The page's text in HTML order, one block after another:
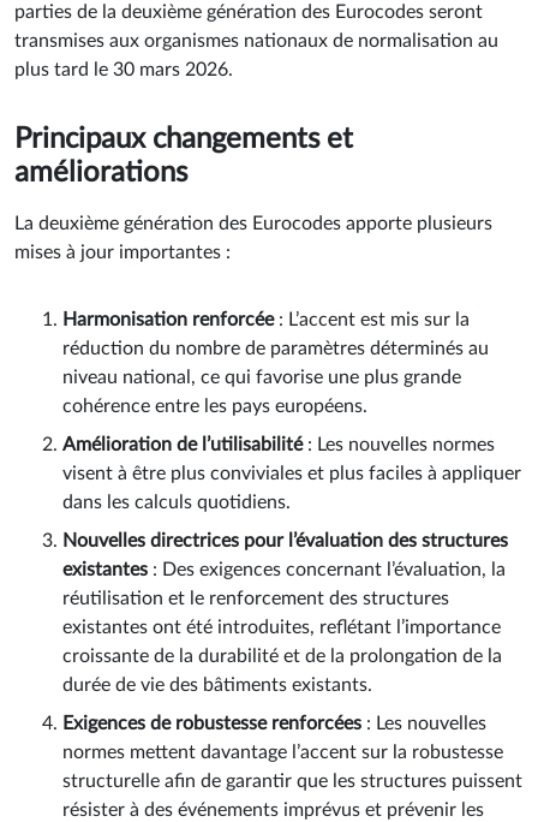
parties de la deuxième génération des Eurocodes seront
transmises aux organismes nationaux de normalisation au
plus tard le 30 mars 2026.
Principaux changements et
améliorations
La deuxième génération des Eurocodes apporte plusieurs
mises à jour importantes :
Harmonisation renforcée: L’accent est mis sur la
réduction du nombre de paramètres déterminés au
niveau national, ce qui favorise une plus grande
cohérence entre les pays européens.
Amélioration de l’utilisabilité : Les nouvelles normes
visent à être plus conviviales et plus faciles à appliquer
dans les calculs quotidiens.
Nouvelles directrices pour l’évaluation des structures
existantes : Des exigences concernant l’évaluation, la
réutilisation et le renforcement des structures
existantes ont été introduites, reflétant l’importance
croissante de la durabilité et de la prolongation de la
durée de vie des bâtiments existants.
Exigences de robustesse renforcées : Les nouvelles
normes mettent davantage l’accent sur la robustesse
structurelle afin de garantir que les structures puissent
résister à des événements imprévus et prévenir les